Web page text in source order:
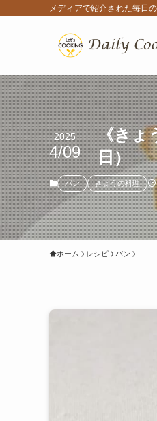
メディアで紹介された毎日
《きょ
日）
2025
4/09
パン きょうの料理
ホーム レシピ パン